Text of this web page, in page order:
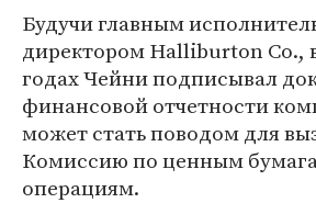
Будучи главным
директором Halliburton Co.,
годах Чейни подписывал
финансовой отчетности
может стать поводом для
Комиссию по ценным
операциям.